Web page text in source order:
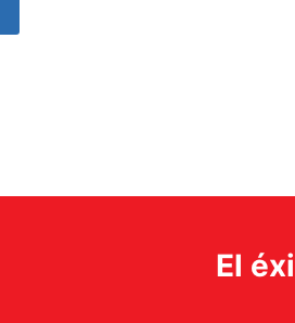
El